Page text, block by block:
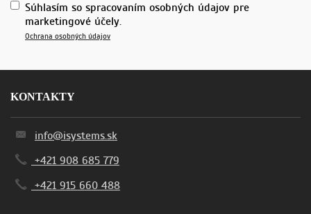
Súhlasím so spracovaním osobných údajov pre
marketingové účely.
Ochrana osobných údajov
KONTAKTY
info@isystems.sk
+421 908 685 779
+421 915 660 488